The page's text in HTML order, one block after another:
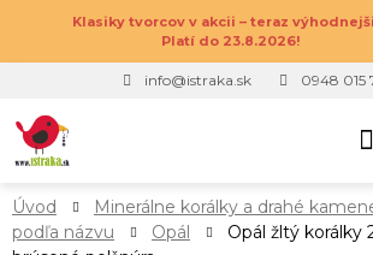
Klasiky tvorcov v akcii – teraz
Platí do 23.8.2026!
info@istraka.sk 0948 015
Úvod Minerálne korálky a drahé
podľa názvu
Opál
Opál žltý korálky